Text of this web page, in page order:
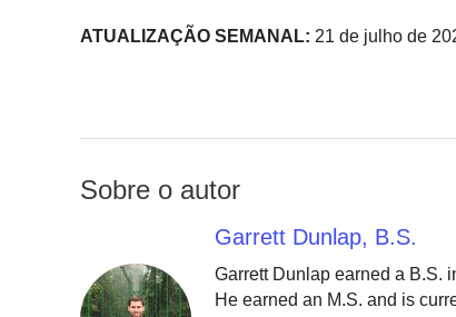
ATUALIZAÇÃO SEMANAL: 21 de julho de
Sobre o autor
Garrett Dunlap, B.S.
Garrett Dunlap earned a B.S.
He earned an M.S. and is